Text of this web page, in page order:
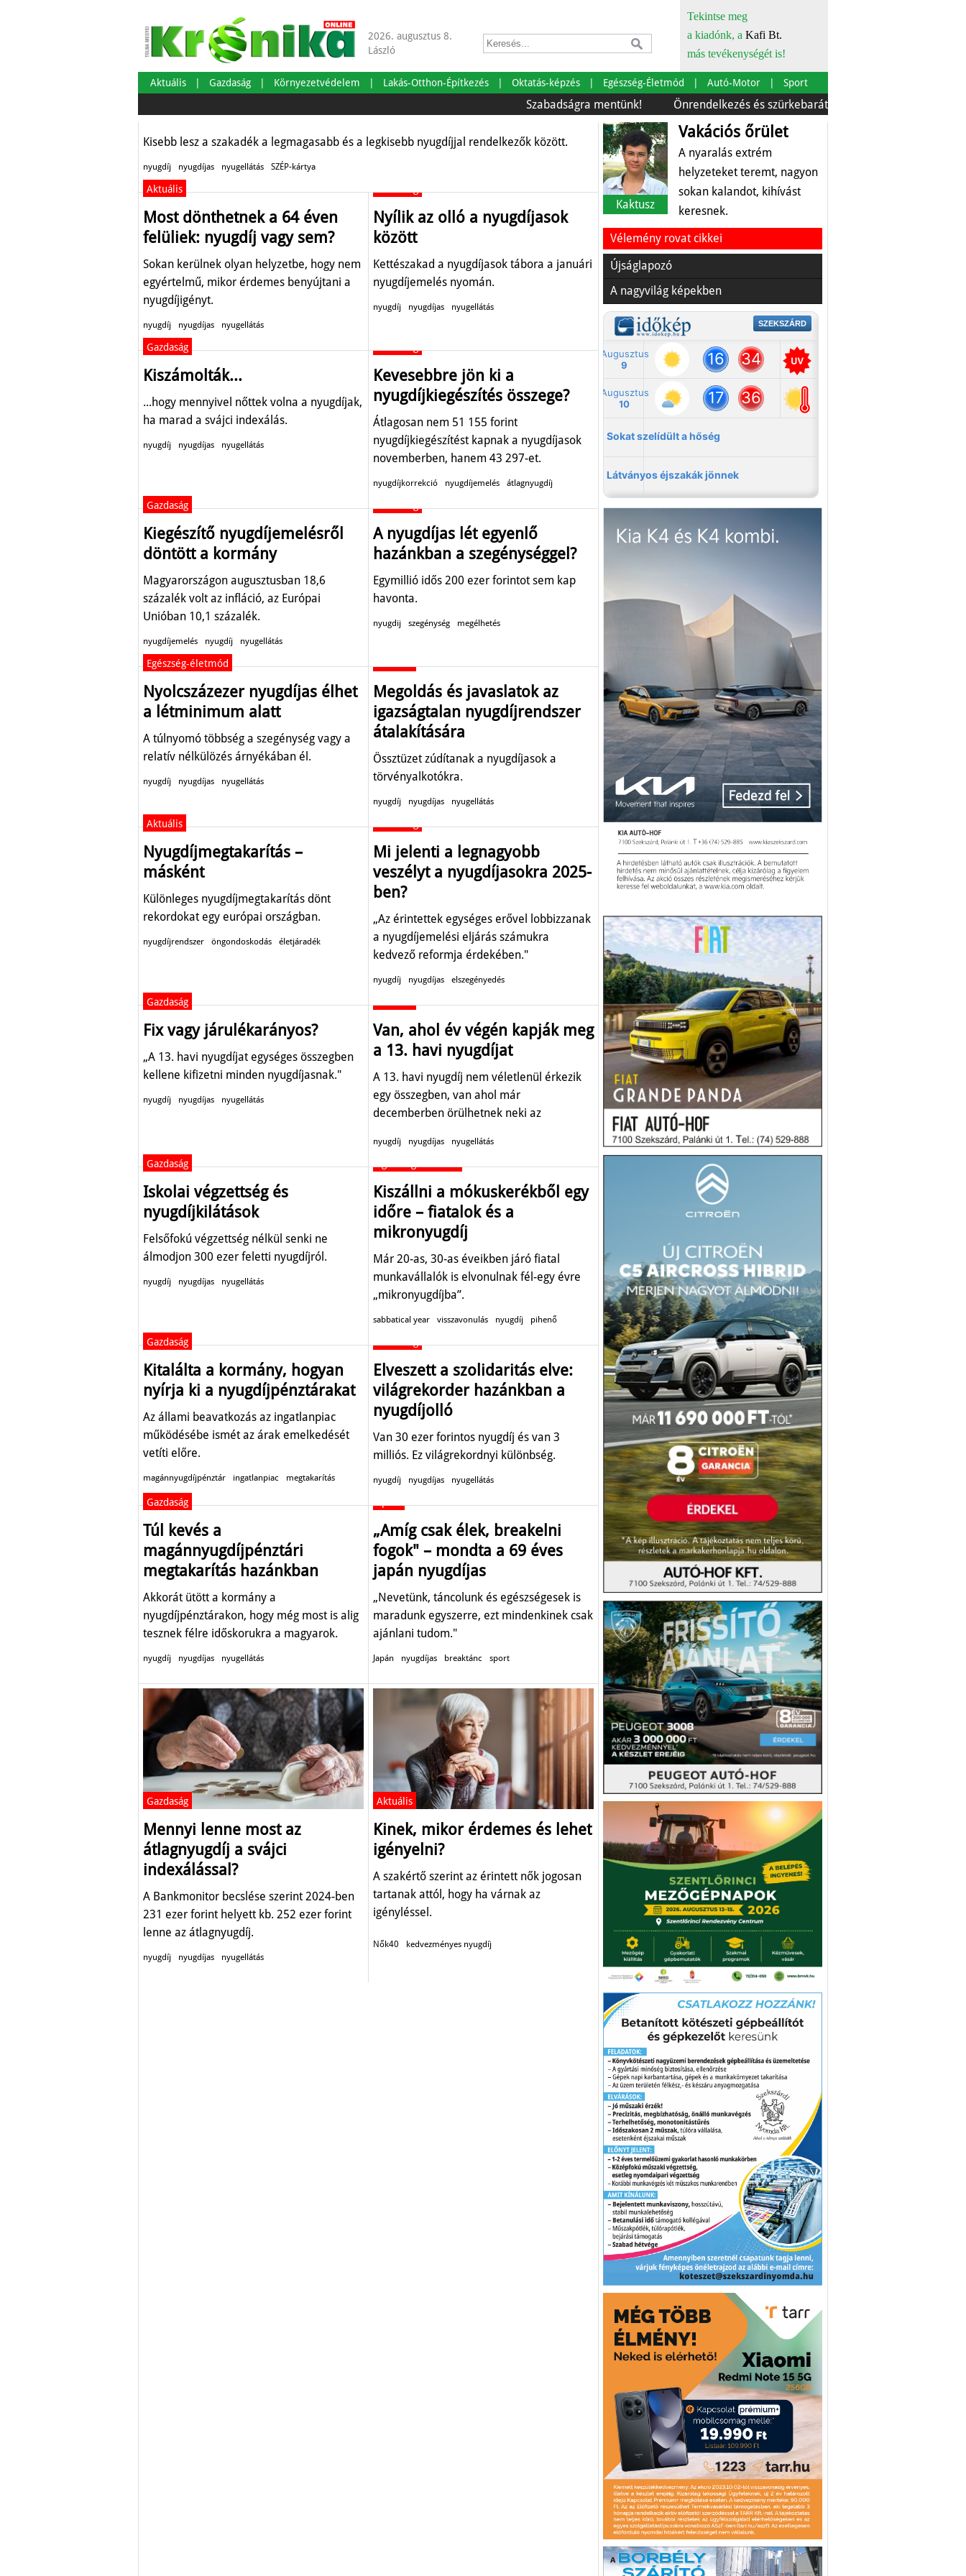
2026. augusztus 8.
László
Tekintse meg
a kiadónk, a Kafi Bt.
más tevékenységét is!
Aktuális Gazdaság Környezetvédelem Lakás-Otthon-Építkezés Oktatás-képzés Egészség-Életmód Autó-Motor Sport
Szabadságra mentünk! Önrendelkezés és szürkebarát Európára is szabták
Nyugdíjas SZÉP-kártya terve: a
kisnyugdíjasoknak magasabb összeg
járhat
Aktuális
Kisebb lesz a szakadék a legmagasabb és a legkisebb nyugdíjjal rendelkezők között.
nyugdíj nyugdíjas nyugellátás SZÉP-kártya
Aktuális
Most dönthetnek a 64 éven
felüliek: nyugdíj vagy sem?
Sokan kerülnek olyan helyzetbe, hogy nem
egyértelmű, mikor érdemes benyújtani a
nyugdíjigényt.
nyugdíj nyugdíjas nyugellátás
Nyílik az olló a nyugdíjasok
között
Kettészakad a nyugdíjasok tábora a januári
nyugdíjemelés nyomán.
nyugdíj nyugdíjas nyugellátás
Gazdaság
Kiszámolták...
...hogy mennyivel nőttek volna a nyugdíjak,
ha marad a svájci indexálás.
nyugdíj nyugdíjas nyugellátás
Kevesebbre jön ki a
nyugdíjkiegészítés összege?
Átlagosan nem 51 155 forint
nyugdíjkiegészítést kapnak a nyugdíjasok
novemberben, hanem 43 297-et.
nyugdíjkorrekció nyugdíjemelés átlagnyugdíj
Gazdaság
Kiegészítő nyugdíjemelésről
döntött a kormány
Magyarországon augusztusban 18,6
százalék volt az infláció, az Európai
Unióban 10,1 százalék.
nyugdíjemelés nyugdíj nyugellátás
A nyugdíjas lét egyenlő
hazánkban a szegénységgel?
Egymillió idős 200 ezer forintot sem kap
havonta.
nyugdij szegénység megélhetés
Egészség-életmód
Nyolcszázezer nyugdíjas élhet
a létminimum alatt
A túlnyomó többség a szegénység vagy a
relatív nélkülözés árnyékában él.
nyugdíj nyugdíjas nyugellátás
Megoldás és javaslatok az
igazságtalan nyugdíjrendszer
átalakítására
Össztüzet zúdítanak a nyugdíjasok a
törvényalkotókra.
nyugdíj nyugdíjas nyugellátás
Aktuális
Nyugdíjmegtakarítás –
másként
Különleges nyugdíjmegtakarítás dönt
rekordokat egy európai országban.
nyugdíjrendszer öngondoskodás életjáradék
Mi jelenti a legnagyobb
veszélyt a nyugdíjasokra 2025-
ben?
„Az érintettek egységes erővel lobbizzanak
a nyugdíjemelési eljárás számukra
kedvező reformja érdekében."
nyugdíj nyugdíjas elszegényedés
Gazdaság
Fix vagy járulékarányos?
„A 13. havi nyugdíjat egységes összegben
kellene kifizetni minden nyugdíjasnak."
nyugdíj nyugdíjas nyugellátás
Van, ahol év végén kapják meg
a 13. havi nyugdíjat
A 13. havi nyugdíj nem véletlenül érkezik
egy összegben, van ahol már
decemberben örülhetnek neki az
nyugdíj nyugdíjas nyugellátás
Gazdaság
Iskolai végzettség és
nyugdíjkilátások
Felsőfokú végzettség nélkül senki ne
álmodjon 300 ezer feletti nyugdíjról.
nyugdíj nyugdíjas nyugellátás
Kiszállni a mókuskerékből egy
időre – fiatalok és a
mikronyugdíj
Már 20-as, 30-as éveikben járó fiatal
munkavállalók is elvonulnak fél-egy évre
„mikronyugdíjba”.
sabbatical year visszavonulás nyugdíj pihenő
Gazdaság
Kitalálta a kormány, hogyan
nyírja ki a nyugdíjpénztárakat
Az állami beavatkozás az ingatlanpiac
működésébe ismét az árak emelkedését
vetíti előre.
magánnyugdíjpénztár ingatlanpiac megtakarítás
Elveszett a szolidaritás elve:
világrekorder hazánkban a
nyugdíjolló
Van 30 ezer forintos nyugdíj és van 3
milliós. Ez világrekordnyi különbség.
nyugdíj nyugdíjas nyugellátás
Gazdaság
Túl kevés a
magánnyugdíjpénztári
megtakarítás hazánkban
Akkorát ütött a kormány a
nyugdíjpénztárakon, hogy még most is alig
tesznek félre időskorukra a magyarok.
nyugdíj nyugdíjas nyugellátás
„Amíg csak élek, breakelni
fogok" – mondta a 69 éves
japán nyugdíjas
„Nevetünk, táncolunk és egészségesek is
maradunk egyszerre, ezt mindenkinek csak
ajánlani tudom."
Japán nyugdíjas breaktánc sport
Gazdaság
Mennyi lenne most az
átlagnyugdíj a svájci
indexálással?
A Bankmonitor becslése szerint 2024-ben
231 ezer forint helyett kb. 252 ezer forint
lenne az átlagnyugdíj.
nyugdíj nyugdíjas nyugellátás
Aktuális
Kinek, mikor érdemes és lehet
igényelni?
A szakértő szerint az érintett nők jogosan
tartanak attól, hogy ha várnak az
igényléssel.
Nők40 kedvezményes nyugdíj
Kaktusz
Vakációs őrület
A nyaralás extrém
helyzeteket teremt, nagyon
sokan kalandot, kihívást
keresnek.
Vélemény rovat cikkei
Újságlapozó
A nagyvilág képekben